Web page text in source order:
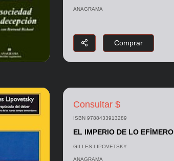
ANAGRAMA
Comprar
Consultar $
ISBN 9788433913289
EL IMPERIO DE LO EFÍMERO
GILLES LIPOVETSKY
ANAGRAMA